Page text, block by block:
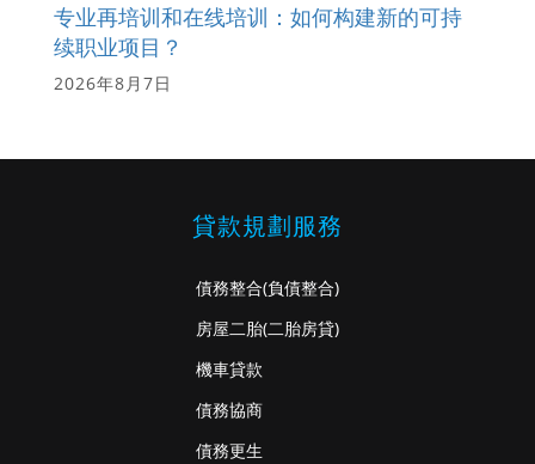
专业再培训和在线培训：如何构建新的可持
续职业项目？
2026年8月7日
貸款規劃服務
債務整合(負債整合)
房屋二胎(二胎房貸)
機車貸款
債務協商
債務更生